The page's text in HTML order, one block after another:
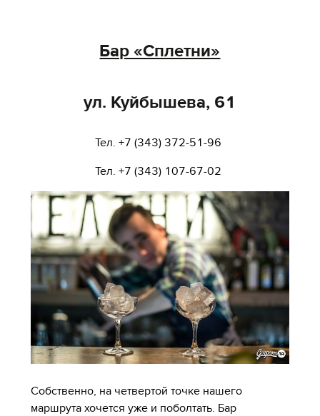
Бар «Сплетни»
ул. Куйбышева, 61
Тел. +7 (343) 372-51-96
Тел. +7 (343) 107-67-02
Собственно, на четвертой точке нашего
маршрута хочется уже и поболтать. Бар